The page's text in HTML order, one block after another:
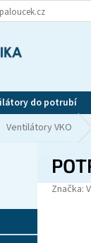
do potrubí
Ventilátory VKO
Značka: